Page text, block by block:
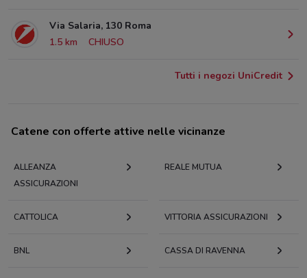
Via Salaria, 130 Roma
1.5 km
CHIUSO
Tutti i negozi UniCredit
Catene con offerte attive nelle vicinanze
ALLEANZA
ASSICURAZIONI
REALE MUTUA
CATTOLICA VITTORIA ASSICURAZIONI
BNL CASSA DI RAVENNA